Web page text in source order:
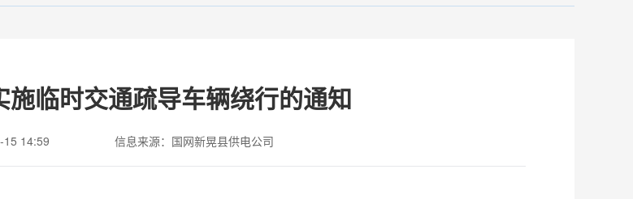
临时交通疏导车辆绕行的通知
15 14:59 信息来源：国网新晃县供电公司